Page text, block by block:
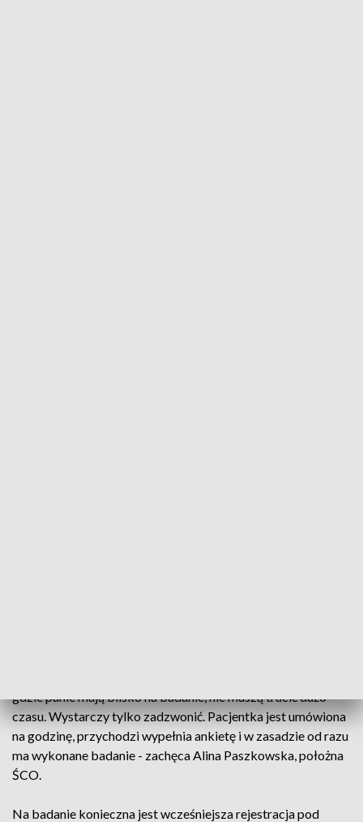
gdzie panie mają blisko na badanie, nie muszą tracić dużo
czasu. Wystarczy tylko zadzwonić. Pacjentka jest umówiona
na godzinę, przychodzi wypełnia ankietę i w zasadzie od razu
ma wykonane badanie - zachęca Alina Paszkowska, położna
ŚCO.
Na badanie konieczna jest wcześniejsza rejestracja pod